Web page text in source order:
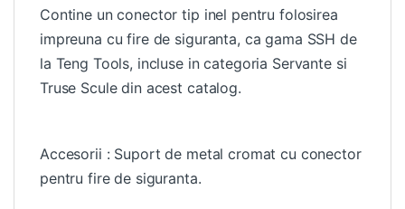
Contine un conector tip inel pentru folosirea
impreuna cu fire de siguranta, ca gama SSH de
la Teng Tools, incluse in categoria Servante si
Truse Scule din acest catalog.
Accesorii : Suport de metal cromat cu conector
pentru fire de siguranta.